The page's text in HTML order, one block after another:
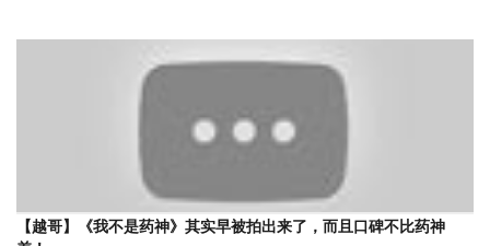
【越哥】《我不是药神》其实早被拍出来了，而且口碑不比药神